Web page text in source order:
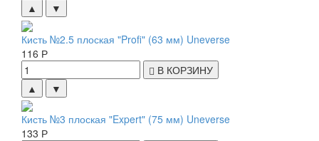
▲
▼
Кисть №2.5 плоская "Profi" (63 мм) Uneverse
116 Р
В КОРЗИНУ
▲
▼
Кисть №3 плоская "Expert" (75 мм) Uneverse
133 Р